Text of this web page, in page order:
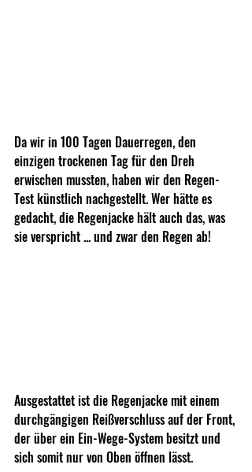
Da wir in 100 Tagen Dauerregen, den
einzigen trockenen Tag für den Dreh
erwischen mussten, haben wir den Regen-
Test künstlich nachgestellt. Wer hätte es
gedacht, die Regenjacke hält auch das, was
sie verspricht ... und zwar den Regen ab!
Ausgestattet ist die Regenjacke mit einem
durchgängigen Reißverschluss auf der Front,
der über ein Ein-Wege-System besitzt und
sich somit nur von Oben öffnen lässt.